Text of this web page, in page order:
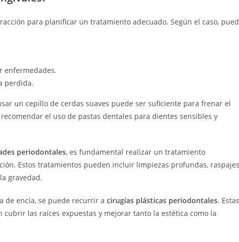
para planificar un tratamiento adecuado. Según el caso,
enfermedades.
perdida.
un cepillo de cerdas suaves puede ser suficiente para frenar el
el uso de pastas dentales para dientes sensibles y
periodontales, es fundamental realizar un tratamiento
Estos tratamientos pueden incluir limpiezas profundas, raspajes
gravedad.
de encía, se puede recurrir a cirugías plásticas periodontales. Estas
las raíces expuestas y mejorar tanto la estética como la